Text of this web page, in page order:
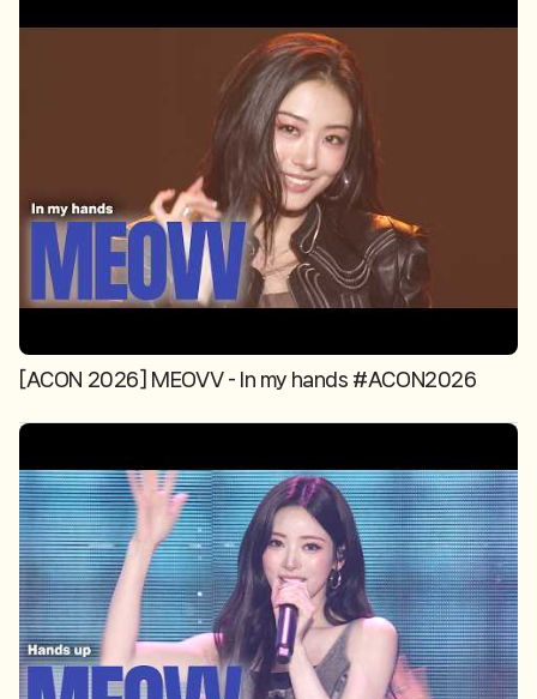
[ACON 2026] MEOVV - In my hands #ACON2026